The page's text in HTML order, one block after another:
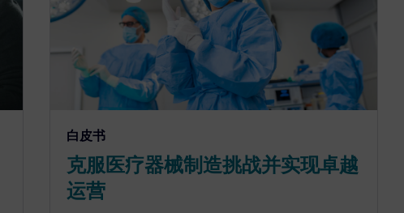
白皮书
克服医疗器械制造挑战并实现卓越
运营